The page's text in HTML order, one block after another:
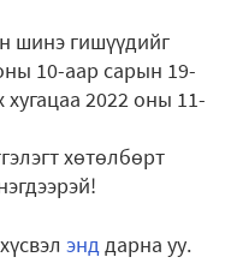
шинэ гишүүдийг
10-аар сарын 19-
хугацаа 2022 оны 11-
хөтөлбөрт
энддарна уу.